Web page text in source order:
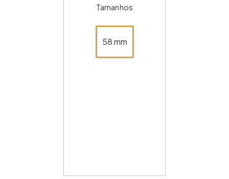
Tamanhos
58 mm